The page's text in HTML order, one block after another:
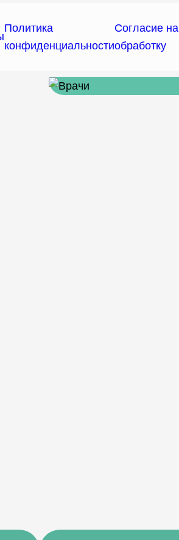
Политика
конфиденциальности
Согласие на
обработку